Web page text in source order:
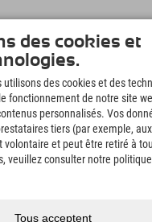
aperçu de vos
à faire, aperçu
plus encore.
!
d'exploration
et
4.634
Pistes de ski
des cookies et
utilisons des cookies et des
fonctionnement de notre site
personnalisés. Vos
tiers (par exemple,
volontaire et peut être retiré à
veuillez consulter notre
Tous acceptent